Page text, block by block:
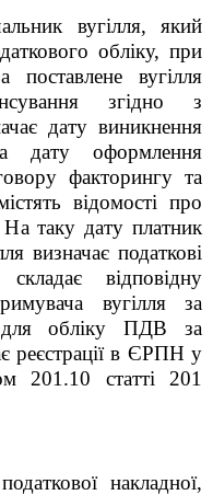
вугілля, який
обліку, при
поставлене вугілля
згідно з
дату виникнення
дату оформлення
факторингу та
відомості про
таку дату платник
визначає податкові
відповідну
вугілля за
для обліку ПДВ за
реєстрації в ЄРПН у
201.10 статті 201
накладної,